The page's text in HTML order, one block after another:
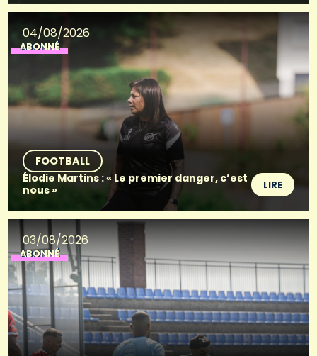
04/08/2026
ABONNÉ
FOOTBALL
Élodie Martins : « Le premier danger, c’est
nous »
LIRE
03/08/2026
ABONNÉ